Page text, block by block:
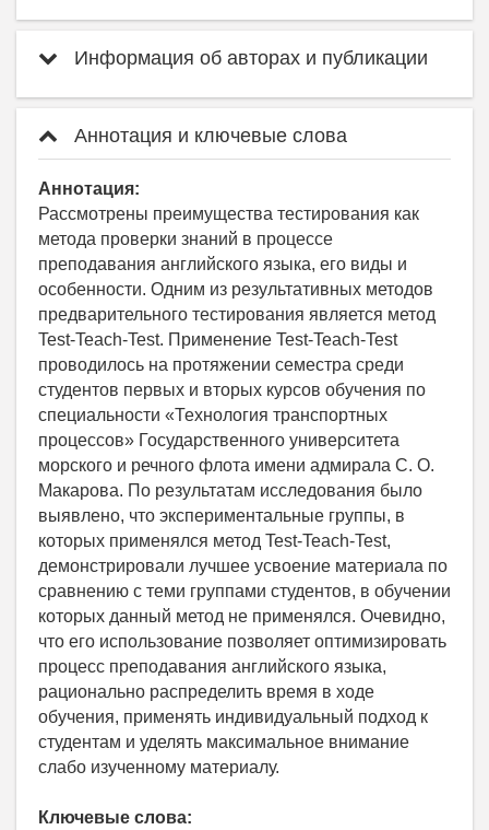
Информация об авторах и публикации
Аннотация и ключевые слова
Аннотация:
Рассмотрены преимущества тестирования как
метода проверки знаний в процессе
преподавания английского языка, его виды и
особенности. Одним из результативных методов
предварительного тестирования является метод
Test-Teach-Test. Применение Test-Teach-Test
проводилось на протяжении семестра среди
студентов первых и вторых курсов обучения по
специальности «Технология транспортных
процессов» Государственного университета
морского и речного флота имени адмирала С. О.
Макарова. По результатам исследования было
выявлено, что экспериментальные группы, в
которых применялся метод Test-Teach-Test,
демонстрировали лучшее усвоение материала по
сравнению с теми группами студентов, в обучении
которых данный метод не применялся. Очевидно,
что его использование позволяет оптимизировать
процесс преподавания английского языка,
рационально распределить время в ходе
обучения, применять индивидуальный подход к
студентам и уделять максимальное внимание
слабо изученному материалу.
Ключевые слова: